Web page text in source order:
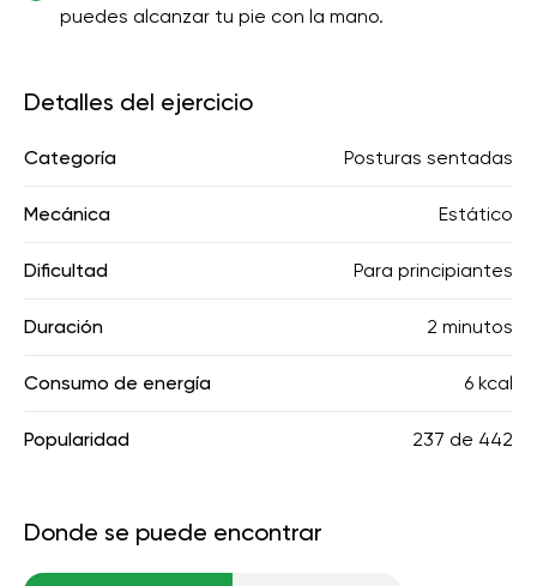
puedes alcanzar tu pie con la mano.
Detalles del ejercicio
Categoría Posturas sentadas
Mecánica Estático
Dificultad Para principiantes
Duración 2 minutos
Consumo de energía 6 kcal
Popularidad 237 de 442
Donde se puede encontrar